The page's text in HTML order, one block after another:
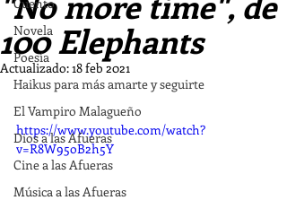
Novela
Poesía
Haikus para más amarte y seguirte
El Vampiro Malagueño
Dios a las Afueras
Cine a las Afueras
Música a las Afueras
100 Elephants
Actualizado:18 feb 2021
https://www.youtube.com/watch?
v=R8W95oB2h5Y